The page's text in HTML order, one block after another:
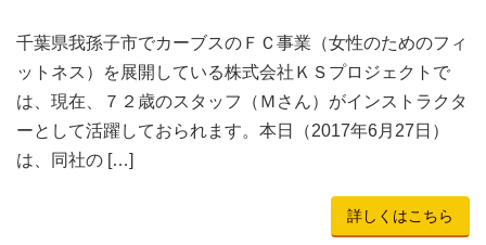
千葉県我孫子市でカーブスのＦＣ事業（女性のためのフィ
ットネス）を展開している株式会社ＫＳプロジェクトで
は、現在、７２歳のスタッフ（Ｍさん）がインストラクタ
ーとして活躍しておられます。本日（2017年6月27日）
は、同社の […]
詳しくはこちら